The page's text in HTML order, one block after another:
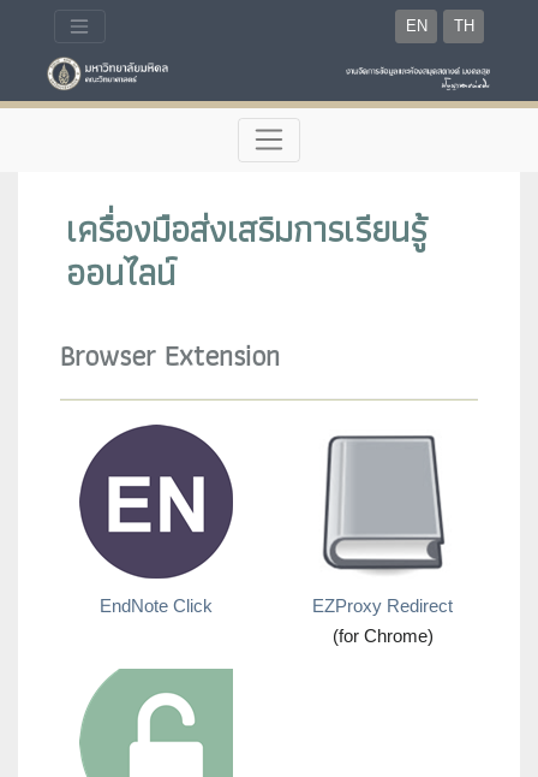
EN TH
เครื่องมือส่งเสริมการเรียนรู้
ออนไลน์
Browser Extension
EndNote Click
EZProxy Redirect
(for Chrome)